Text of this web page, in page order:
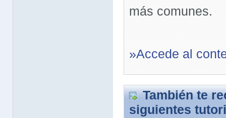
más comunes.
»Accede al
También te
siguientes